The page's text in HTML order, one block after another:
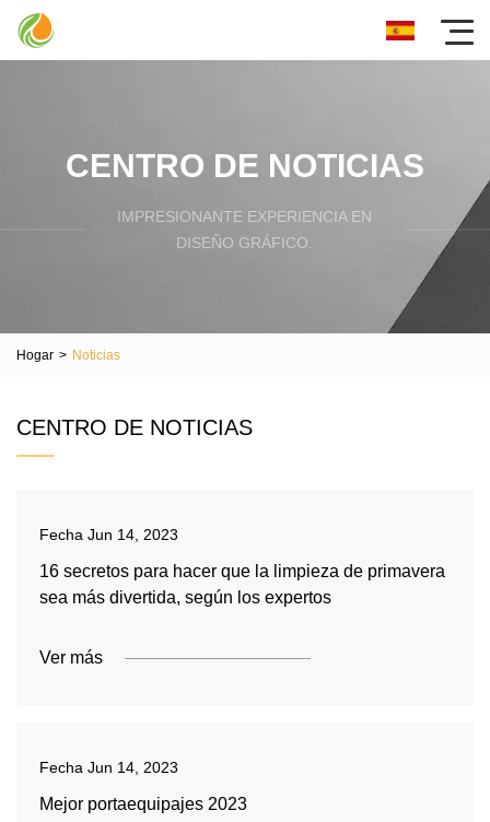
CENTRO DE NOTICIAS
IMPRESIONANTE EXPERIENCIA EN
DISEÑO GRÁFICO.
Hogar > Noticias
CENTRO DE NOTICIAS
Fecha Jun 14, 2023
16 secretos para hacer que la limpieza de primavera
sea más divertida, según los expertos
Ver más
Fecha Jun 14, 2023
Mejor portaequipajes 2023